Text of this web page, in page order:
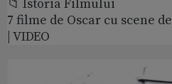
📁 Istoria Filmului
7 filme de Oscar cu scene
| VIDEO